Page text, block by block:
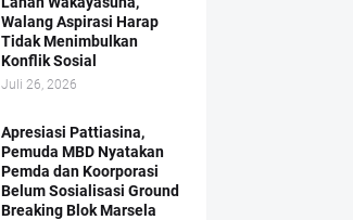
Walang Aspirasi Harap
Tidak Menimbulkan
Konflik Sosial
Juli 26, 2026
Apresiasi Pattiasina,
Pemuda MBD Nyatakan
Pemda dan Koorporasi
Belum Sosialisasi Ground
Breaking Blok Marsela